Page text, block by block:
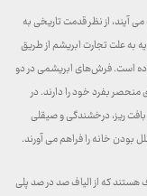
از نظر قدمت تاریخی به
به علت تجارت ابریشم از طریق
بوده است. فرش‌های ابریشمی در دو
بفرد خود را دارند. در
ریز، درخشندگی و صیقلی
بودن خانه را فراهم می آورند.
که از الیاف صد در صد پلی